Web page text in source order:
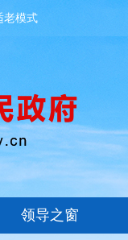
老模式